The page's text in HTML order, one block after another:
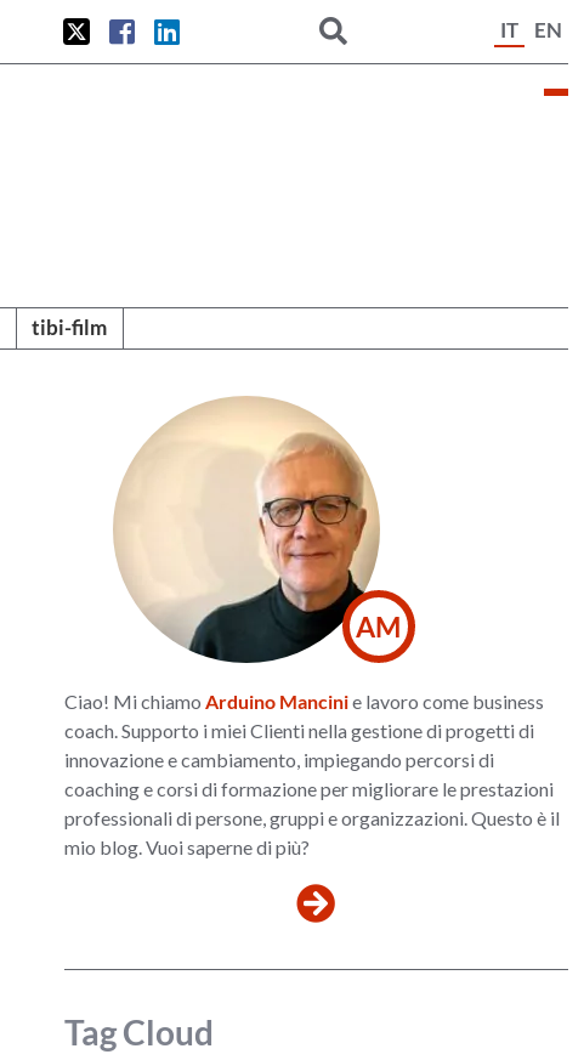
IT EN
tibi-film
AM
Ciao! Mi chiamo Arduino Mancinie lavoro come business
coach. Supporto i miei Clienti nella gestione di progetti di
innovazione e cambiamento, impiegando percorsi di
coaching e corsi di formazione per migliorare le prestazioni
professionali di persone, gruppi e organizzazioni. Questo è il
mio blog. Vuoi saperne di più?
Tag Cloud